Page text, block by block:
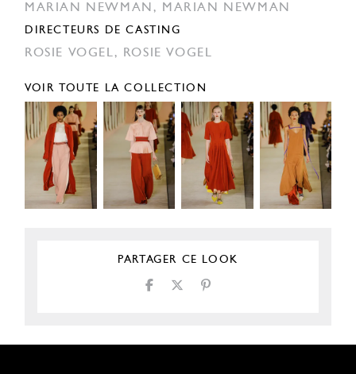
MARIAN NEWMAN, MARIAN NEWMAN
DIRECTEURS DE CASTING
ROSIE VOGEL, ROSIE VOGEL
VOIR TOUTE LA COLLECTION
PARTAGER CE LOOK